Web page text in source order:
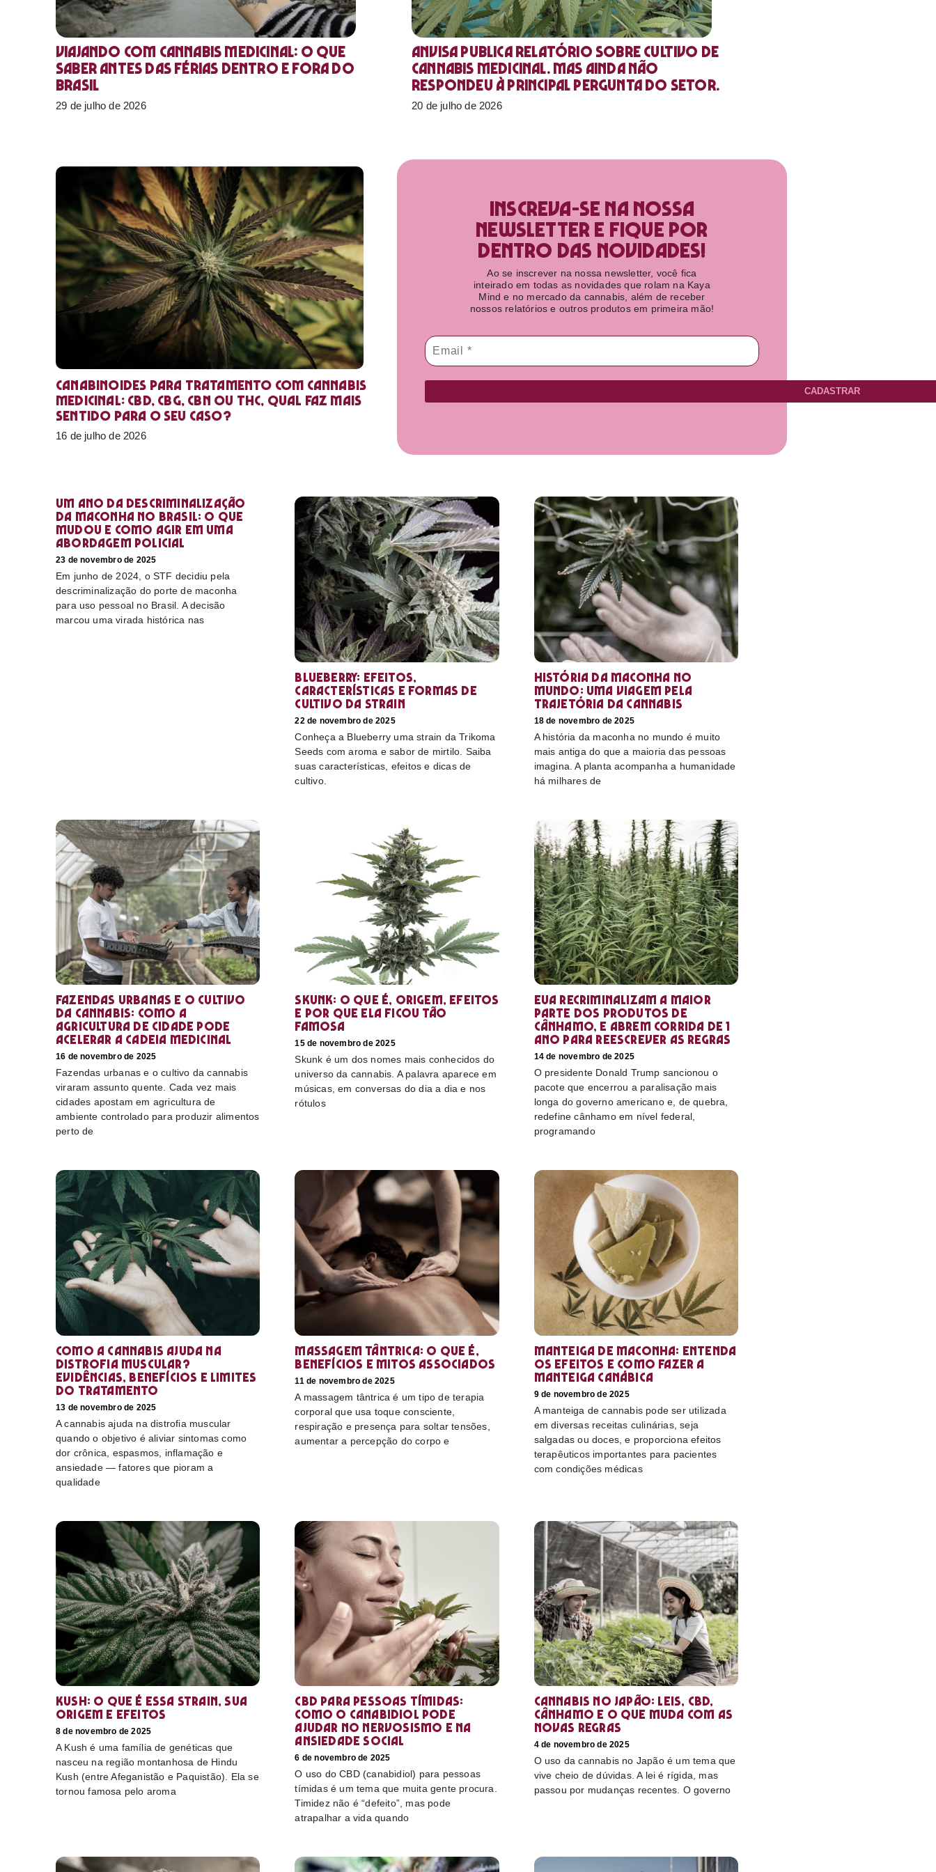
Viajando com cannabis medicinal: o que
saber antes das férias dentro e fora do
Brasil
29 de julho de 2026
Anvisa publica relatório sobre cultivo de
Cannabis medicinal. Mas ainda não
respondeu à principal pergunta do setor.
20 de julho de 2026
Canabinoides para tratamento com cannabis
medicinal: CBD, CBG, CBN ou THC, qual faz mais
sentido para o seu caso?
16 de julho de 2026
Inscreva-se na nossa
newsletter e fique por
dentro das novidades!​
Ao se inscrever na nossa newsletter, você fica
inteirado em todas as novidades que rolam na Kaya
Mind e no mercado da cannabis, além de receber
nossos relatórios e outros produtos em primeira mão!
CADASTRAR
Um ano da descriminalização
da maconha no Brasil: o que
mudou e como agir em uma
abordagem policial
23 de novembro de 2025
Em junho de 2024, o STF decidiu pela
descriminalização do porte de maconha
para uso pessoal no Brasil. A decisão
marcou uma virada histórica nas
Blueberry: efeitos,
características e formas de
cultivo da strain
22 de novembro de 2025
Conheça a Blueberry uma strain da Trikoma
Seeds com aroma e sabor de mirtilo. Saiba
suas características, efeitos e dicas de
cultivo.
História da maconha no
mundo: uma viagem pela
trajetória da cannabis
18 de novembro de 2025
A história da maconha no mundo é muito
mais antiga do que a maioria das pessoas
imagina. A planta acompanha a humanidade
há milhares de
Fazendas urbanas e o cultivo
da cannabis: como a
agricultura de cidade pode
acelerar a cadeia medicinal
16 de novembro de 2025
Fazendas urbanas e o cultivo da cannabis
viraram assunto quente. Cada vez mais
cidades apostam em agricultura de
ambiente controlado para produzir alimentos
perto de
Skunk: o que é, origem, efeitos
e por que ela ficou tão
famosa
15 de novembro de 2025
Skunk é um dos nomes mais conhecidos do
universo da cannabis. A palavra aparece em
músicas, em conversas do dia a dia e nos
rótulos
EUA recriminalizam a maior
parte dos produtos de
cânhamo, e abrem corrida de 1
ano para reescrever as regras
14 de novembro de 2025
O presidente Donald Trump sancionou o
pacote que encerrou a paralisação mais
longa do governo americano e, de quebra,
redefine cânhamo em nível federal,
programando
Como a cannabis ajuda na
distrofia muscular?
Evidências, benefícios e limites
do tratamento
13 de novembro de 2025
A cannabis ajuda na distrofia muscular
quando o objetivo é aliviar sintomas como
dor crônica, espasmos, inflamação e
ansiedade — fatores que pioram a
qualidade
Massagem tântrica: o que é,
benefícios e mitos associados
11 de novembro de 2025
A massagem tântrica é um tipo de terapia
corporal que usa toque consciente,
respiração e presença para soltar tensões,
aumentar a percepção do corpo e
Manteiga de maconha: entenda
os efeitos e como fazer a
manteiga canábica
9 de novembro de 2025
A manteiga de cannabis pode ser utilizada
em diversas receitas culinárias, seja
salgadas ou doces, e proporciona efeitos
terapêuticos importantes para pacientes
com condições médicas
Kush: o que é essa strain, sua
origem e efeitos
8 de novembro de 2025
A Kush é uma família de genéticas que
nasceu na região montanhosa de Hindu
Kush (entre Afeganistão e Paquistão). Ela se
tornou famosa pelo aroma
CBD para pessoas tímidas:
como o canabidiol pode
ajudar no nervosismo e na
ansiedade social
6 de novembro de 2025
O uso do CBD (canabidiol) para pessoas
tímidas é um tema que muita gente procura.
Timidez não é “defeito”, mas pode
atrapalhar a vida quando
Cannabis no Japão: leis, CBD,
cânhamo e o que muda com as
novas regras
4 de novembro de 2025
O uso da cannabis no Japão é um tema que
vive cheio de dúvidas. A lei é rígida, mas
passou por mudanças recentes. O governo